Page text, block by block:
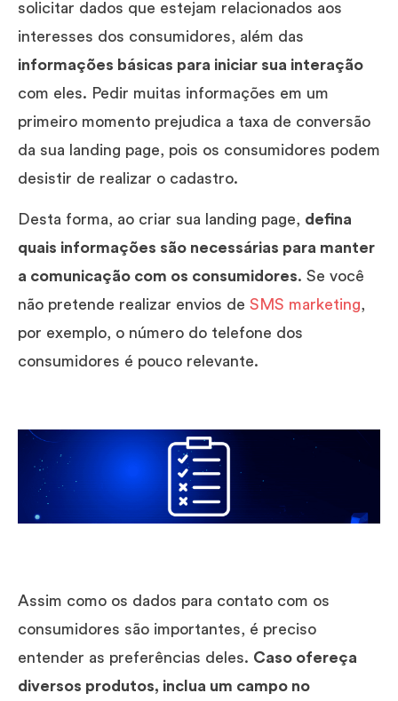
solicitar dados que estejam relacionados aos
interesses dos consumidores, além das
informações básicas para iniciar sua interação
com eles. Pedir muitas informações em um
primeiro momento prejudica a taxa de conversão
da sua landing page, pois os consumidores podem
desistir de realizar o cadastro.
Desta forma, ao criar sua landing page, defina
quais informações são necessárias para manter
a comunicação com os consumidores. Se você
não pretende realizar envios de SMS marketing,
por exemplo, o número do telefone dos
consumidores é pouco relevante.
Assim como os dados para contato com os
consumidores são importantes, é preciso
entender as preferências deles. Caso ofereça
diversos produtos, inclua um campo no